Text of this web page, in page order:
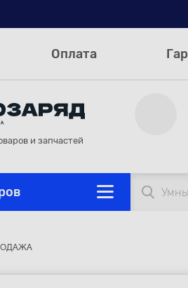
Оплата
и запчастей